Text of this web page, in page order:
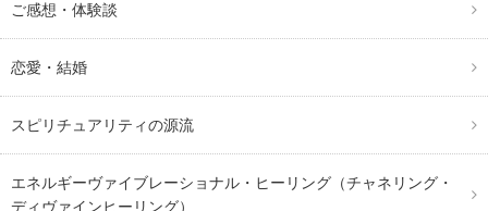
ご感想・体験談
恋愛・結婚
スピリチュアリティの源流
エネルギーヴァイブレーショナル・ヒーリング（チャネリング・
ディヴァインヒーリング）